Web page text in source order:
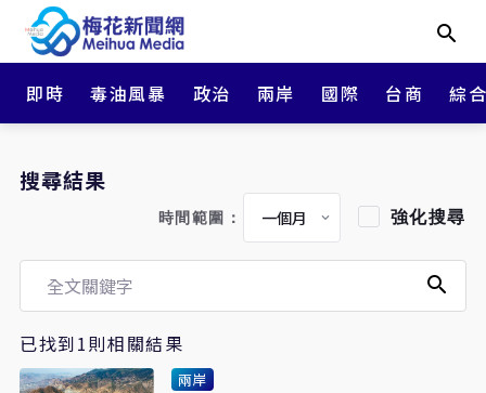
即時 毒油風暴 政治 兩岸 國際 台商 綜
搜尋結果
時間範圍： 強化搜尋
已找到1則相關結果
兩岸